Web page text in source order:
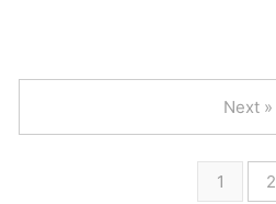
1 2
Next »